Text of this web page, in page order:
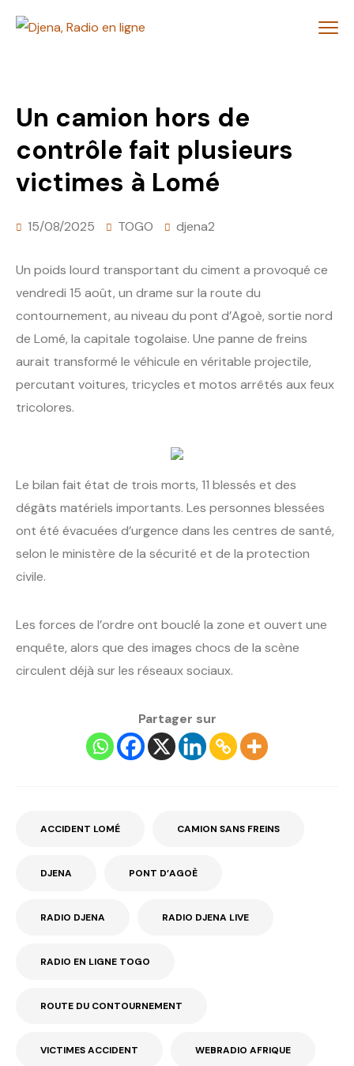
Un camion hors de
contrôle fait plusieurs
victimes à Lomé
15/08/2025 TOGO djena2
Un poids lourd transportant du ciment a provoqué ce
vendredi 15 août, un drame sur la route du
contournement, au niveau du pont d’Agoè, sortie nord
de Lomé, la capitale togolaise. Une panne de freins
aurait transformé le véhicule en véritable projectile,
percutant voitures, tricycles et motos arrêtés aux feux
tricolores.
Le bilan fait état de trois morts, 11 blessés et des
dégâts matériels importants. Les personnes blessées
ont été évacuées d’urgence dans les centres de santé,
selon le ministère de la sécurité et de la protection
civile.
Les forces de l’ordre ont bouclé la zone et ouvert une
enquête, alors que des images chocs de la scène
circulent déjà sur les réseaux sociaux.
Partager sur
ACCIDENT LOMÉ CAMION SANS FREINS
DJENA PONT D’AGOÈ
RADIO DJENA RADIO DJENA LIVE
RADIO EN LIGNE TOGO
ROUTE DU CONTOURNEMENT
VICTIMES ACCIDENT WEBRADIO AFRIQUE